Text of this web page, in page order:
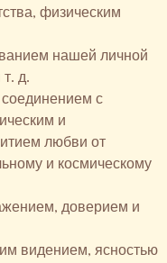
физическим
нашей личной
д.
с
и
любви от
и космическому
доверием и
видением, ясностью